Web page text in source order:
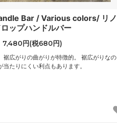
Bar / Various colors/ リノ
ロップハンドルバー
7,480円(税680円)
裾広がりの曲がりが特徴的。 裾広がりなの
たりにくい利点もあります。